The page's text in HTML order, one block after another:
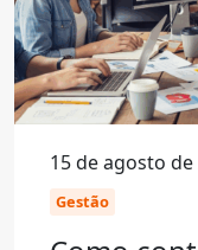
15 de agosto de
Gestão